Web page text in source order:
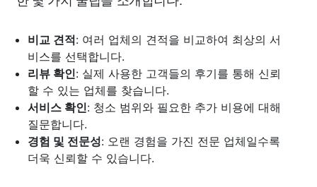
비교 견적: 여러 업체의 견적을 비교하여 최상의 서
비스를 선택합니다.
리뷰 확인: 실제 사용한 고객들의 후기를 통해 신뢰
할 수 있는 업체를 찾습니다.
서비스 확인: 청소 범위와 필요한 추가 비용에 대해
질문합니다.
경험 및 전문성: 오랜 경험을 가진 전문 업체일수록
더욱 신뢰할 수 있습니다.